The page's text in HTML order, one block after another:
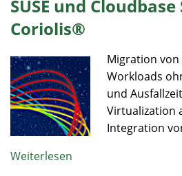
SUSE und
Coriolis®
Migration
Workloads
und
Virtualization
Integration
Weiterlesen